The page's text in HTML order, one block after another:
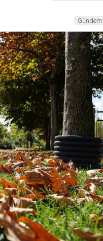
Gündem